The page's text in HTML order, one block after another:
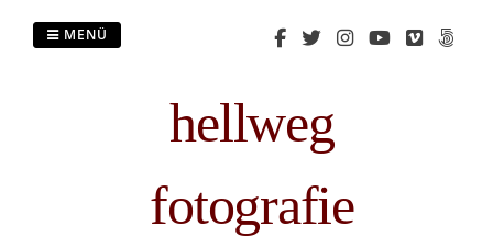
hellweg
fotografie
MENÜ